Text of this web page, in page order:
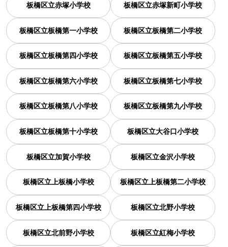
板橋区立赤塚小学校 板橋区立赤塚新町小学校
板橋区立板橋第一小学校 板橋区立板橋第二小学校
板橋区立板橋第四小学校 板橋区立板橋第五小学校
板橋区立板橋第六小学校 板橋区立板橋第七小学校
板橋区立板橋第八小学校 板橋区立板橋第九小学校
板橋区立板橋第十小学校 板橋区立大谷口小学校
板橋区立加賀小学校 板橋区立金沢小学校
板橋区立上板橋小学校 板橋区立上板橋第二小学校
板橋区立上板橋第四小学校 板橋区立北野小学校
板橋区立北前野小学校 板橋区立紅梅小学校